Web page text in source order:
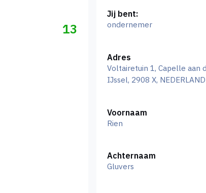
13
Jij bent:
ondernemer
Adres
Voltairetuin 1, Capelle aan
IJssel, 2908 X, NEDERLAND
Voornaam
Rien
Achternaam
Gluvers